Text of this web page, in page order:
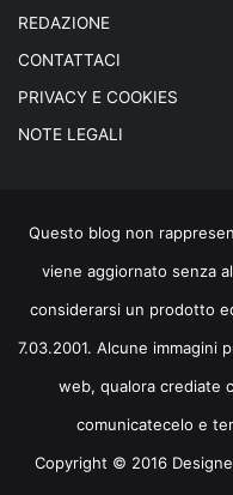
REDAZIONE
CONTATTACI
PRIVACY E COOKIES
NOTE LEGALI
Questo blog non
viene aggiornato senza
considerarsi un prodotto
7.03.2001. Alcune immagini
web, qualora crediate
comunicatecelo e
Copyright © 2016